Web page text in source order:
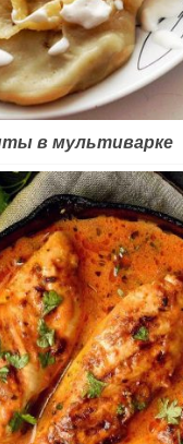
в мультиварке